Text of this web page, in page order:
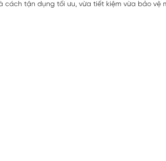
tận dụng tối ưu, vừa tiết kiệm vừa bảo vệ